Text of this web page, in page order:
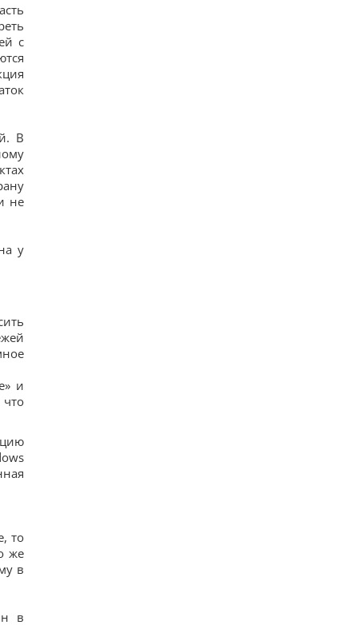
с
В
не
у
и
то
же
в
в